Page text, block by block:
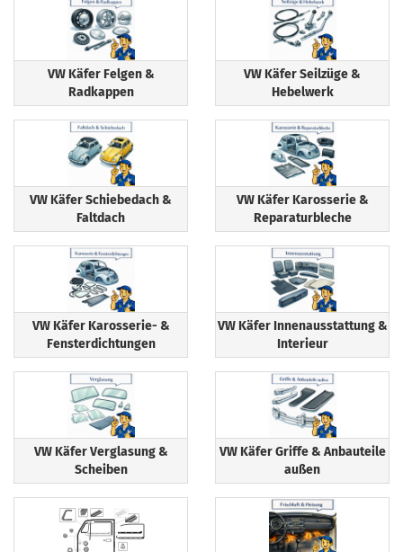
VW Käfer Felgen &
Radkappen
VW Käfer Seilzüge &
Hebelwerk
VW Käfer Schiebedach &
Faltdach
VW Käfer Karosserie &
Reparaturbleche
VW Käfer Karosserie- &
Fensterdichtungen
VW Käfer Innenausstattung &
Interieur
VW Käfer Verglasung &
Scheiben
VW Käfer Griffe & Anbauteile
außen